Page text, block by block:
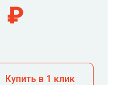
₽
Купить в 1 клик